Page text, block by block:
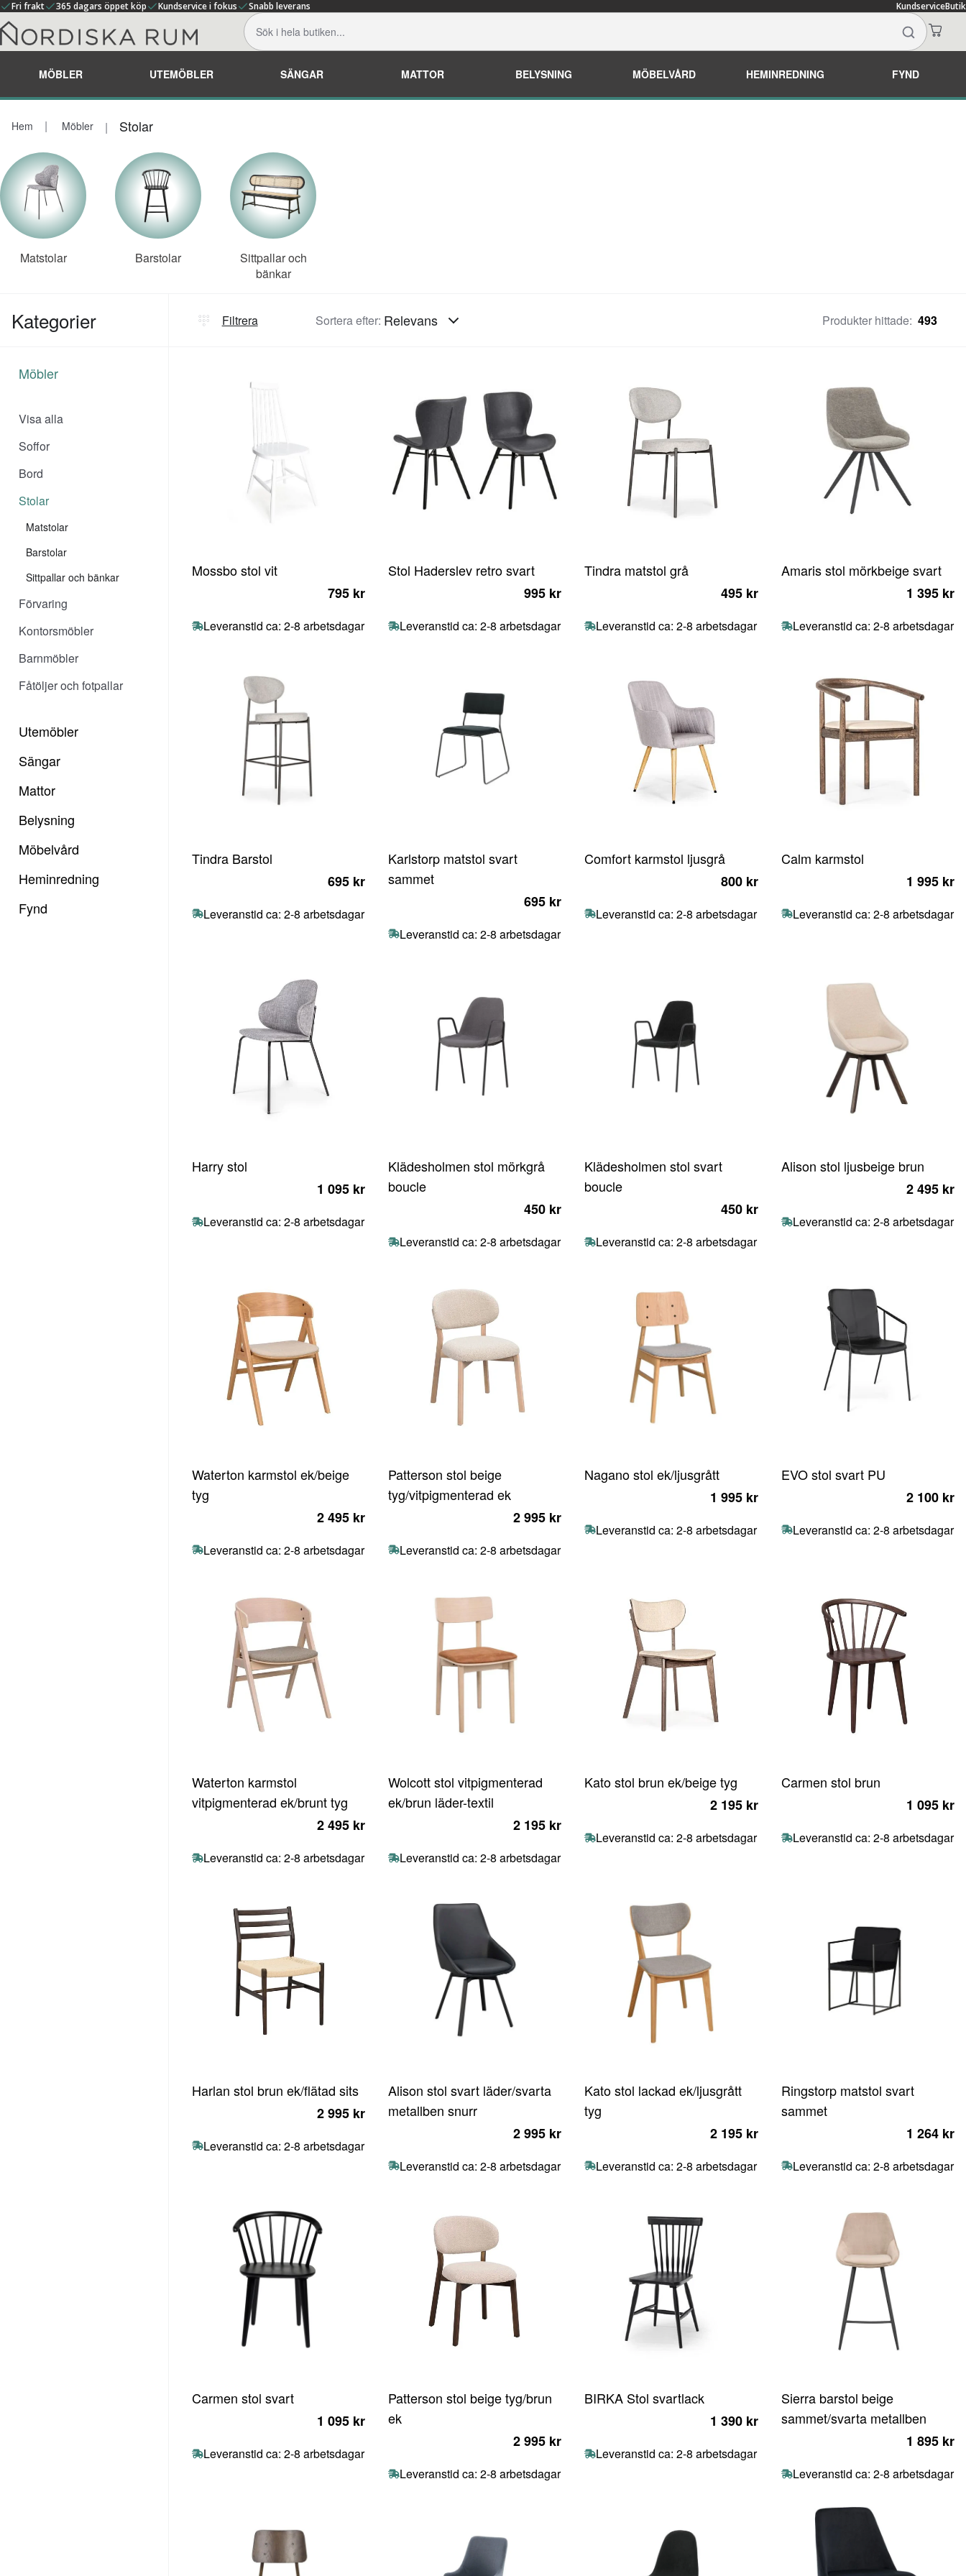
Fri frakt 365 dagars öppet köp Kundservice i fokus Snabb leverans KundserviceButik
MÖBLER UTEMÖBLER SÄNGAR MATTOR BELYSNING MÖBELVÅRD HEMINREDNING FYND
Hem Möbler Stolar
Matstolar Barstolar
Sittpallar och
bänkar
Kategorier Filtrera Sortera efter: Relevans Produkter hittade: 493
Möbler
Visa alla
Soffor
Bord
Stolar
Matstolar
Barstolar
Sittpallar och bänkar
Förvaring
Kontorsmöbler
Barnmöbler
Fåtöljer och fotpallar
Utemöbler
Sängar
Mattor
Belysning
Möbelvård
Heminredning
Fynd
Mossbo stol vit
795 kr
Leveranstid ca: 2-8 arbetsdagar
Stol Haderslev retro svart
995 kr
Leveranstid ca: 2-8 arbetsdagar
Tindra matstol grå
495 kr
Leveranstid ca: 2-8 arbetsdagar
Amaris stol mörkbeige svart
1 395 kr
Leveranstid ca: 2-8 arbetsdagar
Tindra Barstol
695 kr
Leveranstid ca: 2-8 arbetsdagar
Karlstorp matstol svart
sammet
695 kr
Leveranstid ca: 2-8 arbetsdagar
Comfort karmstol ljusgrå
800 kr
Leveranstid ca: 2-8 arbetsdagar
Calm karmstol
1 995 kr
Leveranstid ca: 2-8 arbetsdagar
Harry stol
1 095 kr
Leveranstid ca: 2-8 arbetsdagar
Klädesholmen stol mörkgrå
boucle
450 kr
Leveranstid ca: 2-8 arbetsdagar
Klädesholmen stol svart
boucle
450 kr
Leveranstid ca: 2-8 arbetsdagar
Alison stol ljusbeige brun
2 495 kr
Leveranstid ca: 2-8 arbetsdagar
Waterton karmstol ek/beige
tyg
2 495 kr
Leveranstid ca: 2-8 arbetsdagar
Patterson stol beige
tyg/vitpigmenterad ek
2 995 kr
Leveranstid ca: 2-8 arbetsdagar
Nagano stol ek/ljusgrått
1 995 kr
Leveranstid ca: 2-8 arbetsdagar
EVO stol svart PU
2 100 kr
Leveranstid ca: 2-8 arbetsdagar
Waterton karmstol
vitpigmenterad ek/brunt tyg
2 495 kr
Leveranstid ca: 2-8 arbetsdagar
Wolcott stol vitpigmenterad
ek/brun läder-textil
2 195 kr
Leveranstid ca: 2-8 arbetsdagar
Kato stol brun ek/beige tyg
2 195 kr
Leveranstid ca: 2-8 arbetsdagar
Carmen stol brun
1 095 kr
Leveranstid ca: 2-8 arbetsdagar
Harlan stol brun ek/flätad sits
2 995 kr
Leveranstid ca: 2-8 arbetsdagar
Alison stol svart läder/svarta
metallben snurr
2 995 kr
Leveranstid ca: 2-8 arbetsdagar
Kato stol lackad ek/ljusgrått
tyg
2 195 kr
Leveranstid ca: 2-8 arbetsdagar
Ringstorp matstol svart
sammet
1 264 kr
Leveranstid ca: 2-8 arbetsdagar
Carmen stol svart
1 095 kr
Leveranstid ca: 2-8 arbetsdagar
Patterson stol beige tyg/brun
ek
2 995 kr
Leveranstid ca: 2-8 arbetsdagar
BIRKA Stol svartlack
1 390 kr
Leveranstid ca: 2-8 arbetsdagar
Sierra barstol beige
sammet/svarta metallben
1 895 kr
Leveranstid ca: 2-8 arbetsdagar